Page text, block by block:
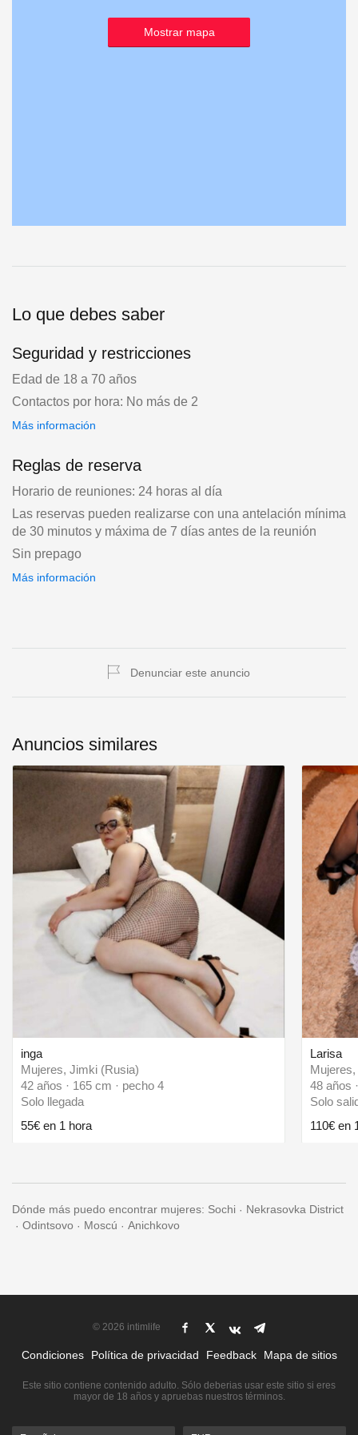
Mostrar mapa
Lo que debes saber
Seguridad y restricciones
Edad de 18 a 70 años
Contactos por hora: No más de 2
Más información
Reglas de reserva
Horario de reuniones: 24 horas al día
Las reservas pueden realizarse con una antelación mínima
de 30 minutos y máxima de 7 días antes de la reunión
Sin prepago
Más información
Denunciar este anuncio
Anuncios similares
inga
Mujeres, Jimki (Rusia)
42 años · 165 cm · pecho 4
Solo llegada
55€ en 1 hora
Larisa
48 años
Solo
110€ en
Dónde más puedo encontrar mujeres: Sochi
Nekrasovka District
Odintsovo
Moscú Anichkovo
© 2026 intimlife
Condiciones Política de privacidad Feedback Mapa de sitios
Este sitio contiene contenido adulto. Sólo deberias usar este sitio si eres
mayor de 18 años y apruebas nuestros términos.